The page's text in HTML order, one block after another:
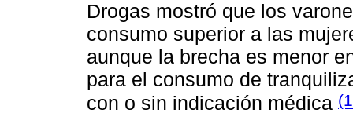
Drogas mostró que los
consumo superior a las
aunque la brecha es menor
para el consumo de
con o sin indicación médica